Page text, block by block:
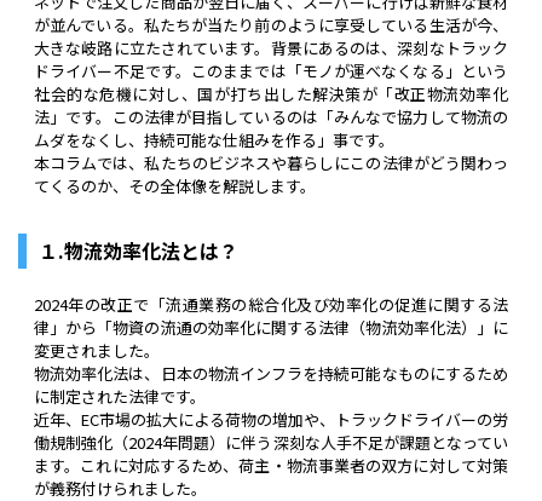
が並んでいる。私たちが当たり前のように享受している生活が今、
大きな岐路に立たされています。背景にあるのは、深刻なトラック
ドライバー不足です。このままでは「モノが運べなくなる」という
社会的な危機に対し、国が打ち出した解決策が「改正物流効率化
法」です。この法律が目指しているのは「みんなで協力して物流の
ムダをなくし、持続可能な仕組みを作る」事です。
本コラムでは、私たちのビジネスや暮らしにこの法律がどう関わっ
てくるのか、その全体像を解説します。
１.物流効率化法とは？
2024年の改正で「流通業務の総合化及び効率化の促進に関する法
律」から「物資の流通の効率化に関する法律（物流効率化法）」に
変更されました。
物流効率化法は、日本の物流インフラを持続可能なものにするため
に制定された法律です。
近年、EC市場の拡大による荷物の増加や、トラックドライバーの労
働規制強化（2024年問題）に伴う深刻な人手不足が課題となってい
ます。これに対応するため、荷主・物流事業者の双方に対して対策
が義務付けられました。